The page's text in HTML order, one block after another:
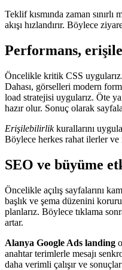
Teklif kısmında zaman
akışı hızlandırır. Böylece
Performans,
Öncelikle kritik CSS uygularız.
Dahası, görselleri modern
load stratejisi uygularız. Öte
hazır olur. Sonuç olarak
Erişilebilirlikkurallarını
Böylece herkes rahat ilerler
SEO ve büyüme
Öncelikle açılış sayfalarını
başlık ve şema düzenini
planlarız. Böylece tıklama
artar.
Alanya Google Ads landing
anahtar terimlerle mesajı
daha verimli çalışır ve sonuçlar